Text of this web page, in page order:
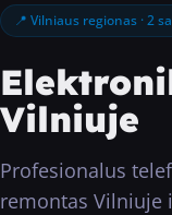
···
Paslaugos
Kita
···
📍 Vilniaus regionas · 2
Vilniuje
Profesionalus
remontas Vilniuje